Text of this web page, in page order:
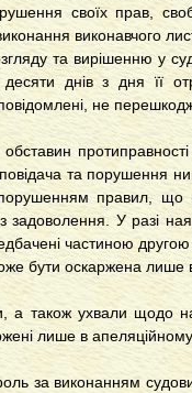
своїх прав,
виконавчого
та вирішенню у
десяти днів з дня її
не
обставин
та порушення
правил, що
задоволення. У разі
частиною другою
бути оскаржена лише
а також ухвали щодо
лише в
за виконанням